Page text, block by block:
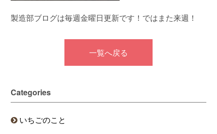
製造部ブログは毎週金曜日更新です！ではまた来週！
一覧へ戻る
Categories
いちごのこと